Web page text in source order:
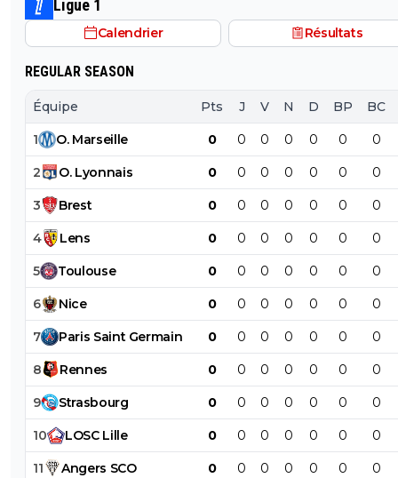
Ligue 1
Calendrier Résultats
REGULAR SEASON
Équipe Pts J V N D BP BC
1 O. Marseille 0 0 0 0 0 0 0
2 O. Lyonnais 0 0 0 0 0 0 0
3 Brest 0 0 0 0 0 0 0
4 Lens 0 0 0 0 0 0 0
5 Toulouse 0 0 0 0 0 0 0
6 Nice 0 0 0 0 0 0 0
7 Paris Saint Germain 0 0 0 0 0 0 0
8 Rennes 0 0 0 0 0 0 0
9 Strasbourg 0 0 0 0 0 0 0
10 LOSC Lille 0 0 0 0 0 0 0
11 Angers SCO 0 0 0 0 0 0 0